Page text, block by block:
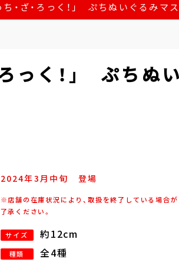
ち・ざ・ろっく！」 ぷちぬいぐるみマ
っく！」 ぷちぬ
2024年3月 中旬 登場
※店舗の在庫状況により、取扱を終了している場合
了承ください。
サイズ 約12cm
種類 全4種